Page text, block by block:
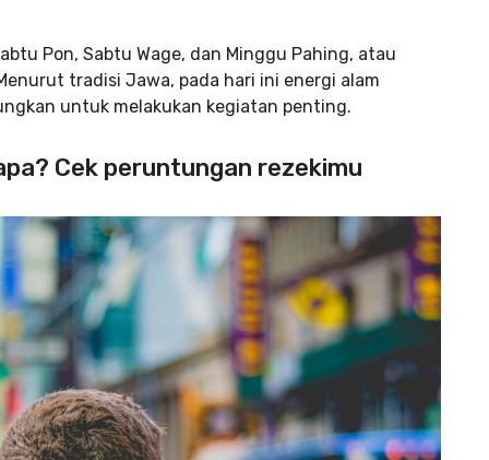
Pon, Sabtu Wage, dan Minggu Pahing, atau
tradisi Jawa, pada hari ini energi alam
untuk melakukan kegiatan penting.
Cek peruntungan rezekimu